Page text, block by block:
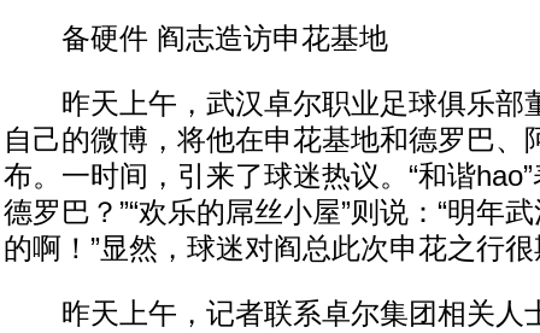
备硬件 阎志造访申花基地
昨天上午，武汉卓尔职业足球俱乐部
自己的微博，将他在申花基地和德罗巴、
布。一时间，引来了球迷热议。“和谐
德罗巴？”“欢乐的屌丝小屋”则说：“明年
的啊！”显然，球迷对阎总此次申花之行
昨天上午，记者联系卓尔集团相关人